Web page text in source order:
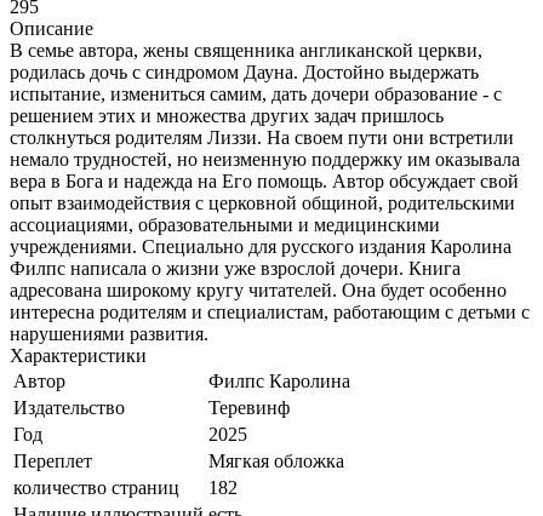
295
Описание
В семье автора, жены священника англиканской церкви,
родилась дочь с синдромом Дауна. Достойно выдержать
испытание, измениться самим, дать дочери образование - с
решением этих и множества других задач пришлось
столкнуться родителям Лиззи. На своем пути они встретили
немало трудностей, но неизменную поддержку им оказывала
вера в Бога и надежда на Его помощь. Автор обсуждает свой
опыт взаимодействия с церковной общиной, родительскими
ассоциациями, образовательными и медицинскими
учреждениями. Специально для русского издания Каролина
Филпс написала о жизни уже взрослой дочери. Книга
адресована широкому кругу читателей. Она будет особенно
интересна родителям и специалистам, работающим с детьми с
нарушениями развития.
Характеристики
Автор
Филпс Каролина
Издательство
Теревинф
Год
2025
Переплет
Мягкая обложка
количество страниц
182